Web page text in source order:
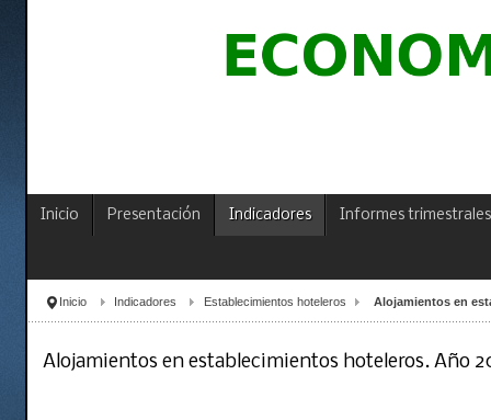
Inicio Presentación Indicadores Informes trimestrales
Inicio Indicadores Establecimientos hoteleros Alojamientos en
Alojamientos en establecimientos hoteleros. Año